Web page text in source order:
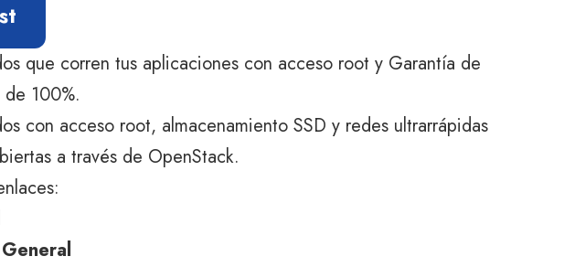
que corren tus aplicaciones con acceso root y Garantía de
100%.
con acceso root, almacenamiento SSD y redes ultrarrápidas
a través de OpenStack.